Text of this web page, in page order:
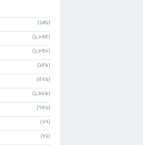
(641)
(1,035)
(1,830)
(159)
(526)
(1,989)
(736)
(67)
(81)